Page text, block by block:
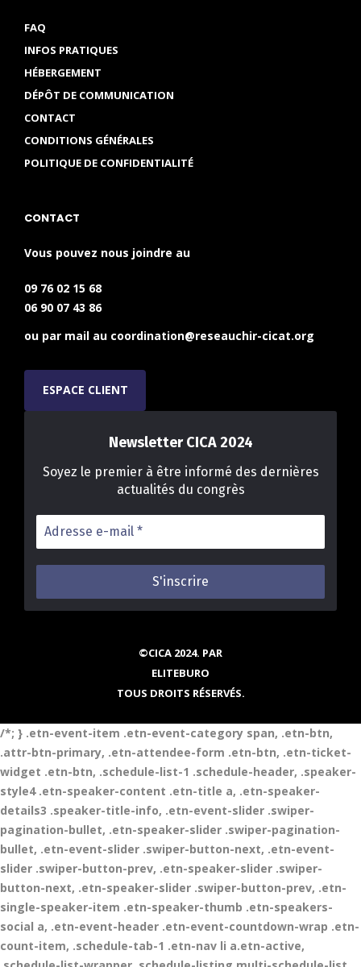
FAQ
INFOS PRATIQUES
HÉBERGEMENT
DÉPÔT DE COMMUNICATION
CONTACT
CONDITIONS GÉNÉRALES
POLITIQUE DE CONFIDENTIALITÉ
CONTACT
Vous pouvez nous joindre au
09 76 02 15 68
06 90 07 43 86
ou par mail au coordination@reseauchir-cicat.org
ESPACE CLIENT
Newsletter CICA 2024
Soyez le premier à être informé des dernières
actualités du congrès
Adresse
e-
mail
*
©CICA 2024. PAR
ELITEBURO
TOUS DROITS RÉSERVÉS.
/*; } .etn-event-item .etn-event-category span, .etn-btn,
.attr-btn-primary, .etn-attendee-form .etn-btn, .etn-ticket-
widget .etn-btn, .schedule-list-1 .schedule-header, .speaker-
style4 .etn-speaker-content .etn-title a, .etn-speaker-
details3 .speaker-title-info, .etn-event-slider .swiper-
pagination-bullet, .etn-speaker-slider .swiper-pagination-
bullet, .etn-event-slider .swiper-button-next, .etn-event-
slider .swiper-button-prev, .etn-speaker-slider .swiper-
button-next, .etn-speaker-slider .swiper-button-prev, .etn-
single-speaker-item .etn-speaker-thumb .etn-speakers-
social a, .etn-event-header .etn-event-countdown-wrap .etn-
count-item, .schedule-tab-1 .etn-nav li a.etn-active,